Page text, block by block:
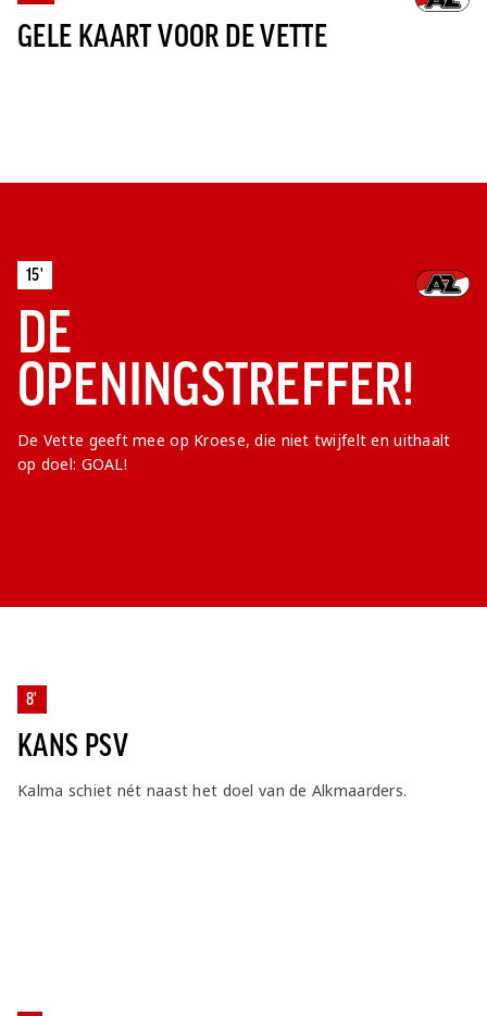
GELE KAART VOOR DE VETTE
15'
DE
OPENINGSTREFFER!
De Vette geeft mee op Kroese, die niet twijfelt en uithaalt
op doel: GOAL!
8'
KANS PSV
Kalma schiet nét naast het doel van de Alkmaarders.